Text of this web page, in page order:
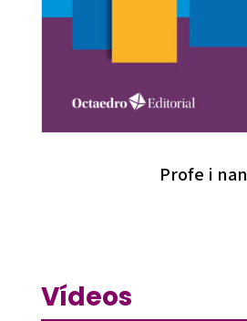
Profe i nan
Vídeos